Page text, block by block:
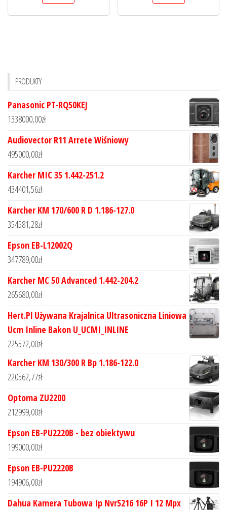
PRODUKTY
Panasonic PT-RQ50KEJ
1338000,00zł
Audiovector R11 Arrete Wiśniowy
495000,00zł
Karcher MIC 35 1.442-251.2
434401,56zł
Karcher KM 170/600 R D 1.186-127.0
354581,28zł
Epson EB-L12002Q
347789,00zł
Karcher MC 50 Advanced 1.442-204.2
265680,00zł
Hert.Pl Używana Krajalnica Ultrasoniczna Liniowa
Ucm Inline Bakon U_UCMI_INLINE
225572,00zł
Karcher KM 130/300 R Bp 1.186-122.0
220562,77zł
Optoma ZU2200
212999,00zł
Epson EB-PU2220B - bez obiektywu
199000,00zł
Epson EB-PU2220B
194906,00zł
Dahua Kamera Tubowa Ip Nvr5216 16P I 12 Mpx